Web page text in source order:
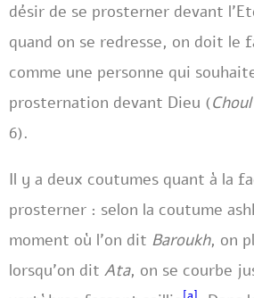
désir de se prosterner devant
quand on se redresse, on doit le
comme une personne qui
prosternation devant Dieu (
6).
Il y a deux coutumes quant à la
prosterner : selon la coutume
moment où l’on dit Baroukh, on
lorsqu’on dit Ata, on se courbe